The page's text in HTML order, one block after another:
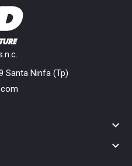
Santa Ninfa (Tp)

